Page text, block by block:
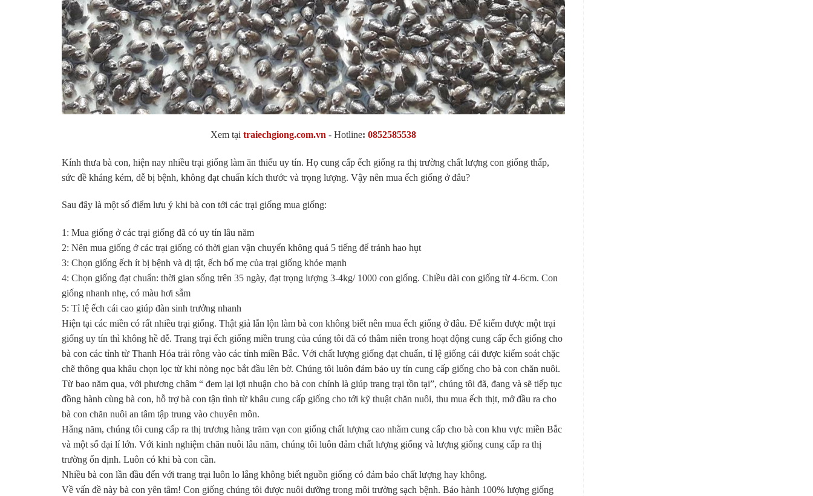
Xem tại traiechgiong.com.vn - Hotline: 0852585538
Kính thưa bà con, hiện nay nhiều trại giống làm ăn thiếu uy tín. Họ cung cấp ếch giống ra thị trường chất lượng con giống thấp,
sức đề kháng kém, dễ bị bệnh, không đạt chuẩn kích thước và trọng lượng. Vậy nên mua ếch giống ở đâu?
Sau đây là một số điểm lưu ý khi bà con tới các trại giống mua giống:
1: Mua giống ở các trại giống đã có uy tín lâu năm
2: Nên mua giống ở các trại giống có thời gian vận chuyển không quá 5 tiếng để tránh hao hụt
3: Chọn giống ếch ít bị bệnh và dị tật, ếch bố mẹ của trại giống khỏe mạnh
4: Chọn giống đạt chuẩn: thời gian sống trên 35 ngày, đạt trọng lượng 3-4kg/ 1000 con giống. Chiều dài con giống từ 4-6cm. Con
giống nhanh nhẹ, có màu hơi sẫm
5: Tỉ lệ ếch cái cao giúp đàn sinh trưởng nhanh
Hiện tại các miền có rất nhiều trại giống. Thật giả lẫn lộn làm bà con không biết nên mua ếch giống ở đâu. Để kiếm được một trại
giống uy tín thì không hề dễ. Trang trại ếch giống miền trung của cúng tôi đã có thâm niên trong hoạt động cung cấp ếch giống cho
bà con các tỉnh từ Thanh Hóa trải rông vào các tỉnh miền Bắc. Với chất lượng giống đạt chuẩn, tỉ lệ giống cái được kiểm soát chặc
chẽ thông qua khâu chọn lọc từ khi nòng nọc bắt đầu lên bờ. Chúng tôi luôn đảm bảo uy tín cung cấp giống cho bà con chăn nuôi.
Từ bao năm qua, với phương châm “ đem lại lợi nhuận cho bà con chính là giúp trang trại tồn tại”, chúng tôi đã, đang và sẽ tiếp tục
đồng hành cùng bà con, hỗ trợ bà con tận tình từ khâu cung cấp giống cho tới kỹ thuật chăn nuôi, thu mua ếch thịt, mở đầu ra cho
bà con chăn nuôi an tâm tập trung vào chuyên môn.
Hằng năm, chúng tôi cung cấp ra thị trương hàng trăm vạn con giống chất lượng cao nhằm cung cấp cho bà con khu vực miền Bắc
và một số đại lí lớn. Với kinh nghiệm chăn nuôi lâu năm, chúng tôi luôn đảm chất lượng giống và lượng giống cung cấp ra thị
trường ổn định. Luôn có khi bà con cần.
Nhiều bà con lần đầu đến với trang trại luôn lo lắng không biết nguồn giống có đảm bảo chất lượng hay không.
Về vấn đề này bà con yên tâm! Con giống chúng tôi được nuôi dưỡng trong môi trường sạch bệnh. Bảo hành 100% lượng giống